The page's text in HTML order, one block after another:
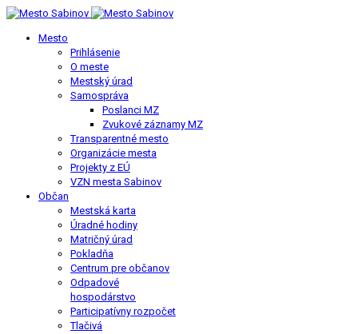
Mesto
Prihlásenie
O meste
Mestský úrad
Samospráva
Poslanci MZ
Zvukové záznamy MZ
Transparentné mesto
Organizácie mesta
Projekty z EÚ
VZN mesta Sabinov
Občan
Mestská karta
Úradné hodiny
Matričný úrad
Pokladňa
Centrum pre občanov
Odpadové
hospodárstvo
Participatívny rozpočet
Tlačivá